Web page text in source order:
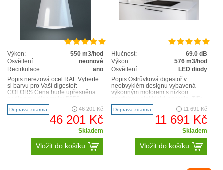
Výkon:
550 m3/hod
Osvětlení:
neonové
Recirkulace:
ano
Popis nerezová ocel RAL Vyberte
si barvu pro Vaší digestoř:
COLORS Cena bude upřesněna
11900,- Kč Barva: bílá ..
Doprava zdarma 46 201 Kč
46 201 Kč
Skladem
Vložit do košíku
Hlučnost:
69.0 dB
Výkon:
576 m3/hod
Osvětlení:
LED diody
Popis Ostrůvková digestoř v
neobvyklém designu vybavená
výkonným motorem s nízkou
digestoř lze bezdrátově propo..
Doprava zdarma 11 691 Kč
11 691 Kč
Skladem
Vložit do košíku